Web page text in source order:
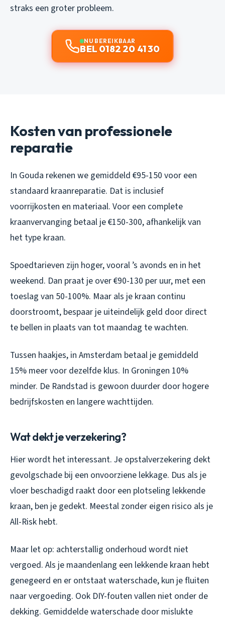
straks een groter probleem.
NU BEREIKBAAR
BEL 0182 20 41 30
Kosten van professionele
reparatie
In Gouda rekenen we gemiddeld €95-150 voor een
standaard kraanreparatie. Dat is inclusief
voorrijkosten en materiaal. Voor een complete
kraanvervanging betaal je €150-300, afhankelijk van
het type kraan.
Spoedtarieven zijn hoger, vooral ’s avonds en in het
weekend. Dan praat je over €90-130 per uur, met een
toeslag van 50-100%. Maar als je kraan continu
doorstroomt, bespaar je uiteindelijk geld door direct
te bellen in plaats van tot maandag te wachten.
Tussen haakjes, in Amsterdam betaal je gemiddeld
15% meer voor dezelfde klus. In Groningen 10%
minder. De Randstad is gewoon duurder door hogere
bedrijfskosten en langere wachttijden.
Wat dekt je verzekering?
Hier wordt het interessant. Je opstalverzekering dekt
gevolgschade bij een onvoorziene lekkage. Dus als je
vloer beschadigd raakt door een plotseling lekkende
kraan, ben je gedekt. Meestal zonder eigen risico als je
All-Risk hebt.
Maar let op: achterstallig onderhoud wordt niet
vergoed. Als je maandenlang een lekkende kraan hebt
genegeerd en er ontstaat waterschade, kun je fluiten
naar vergoeding. Ook DIY-fouten vallen niet onder de
dekking. Gemiddelde waterschade door mislukte